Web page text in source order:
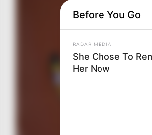
Before You Go
RADAR MEDIA
She Chose To
Her Now